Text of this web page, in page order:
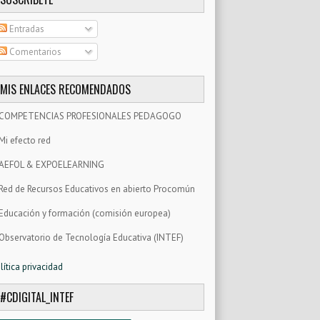
Entradas
Comentarios
MIS ENLACES RECOMENDADOS
PROFESIONALES PEDAGOGO
efecto red
& EXPOELEARNING
de Recursos Educativos en abierto Procomún
y formación (comisión europea)
de Tecnología Educativa (INTEF)
privacidad
#CDIGITAL_INTEF